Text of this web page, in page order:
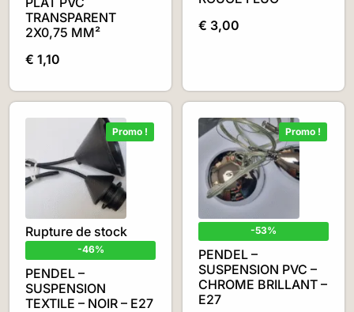
TRANSPARENT
2X0,75 MM²
€ 1,10
€ 3,00
Promo !
Rupture de stock
-46%
PENDEL –
SUSPENSION
TEXTILE – NOIR – E27
Promo !
-53%
PENDEL –
SUSPENSION PVC –
CHROME BRILLANT –
E27